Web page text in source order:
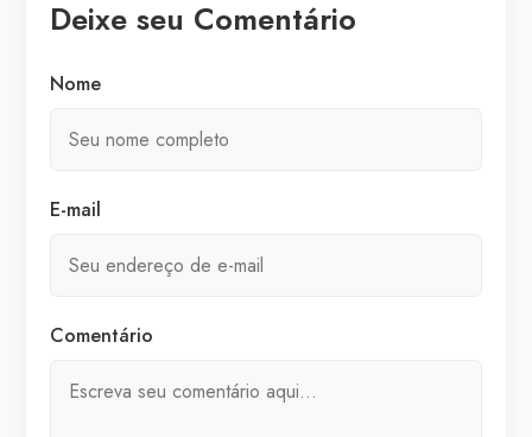
Deixe seu Comentário
Nome
E-mail
Comentário